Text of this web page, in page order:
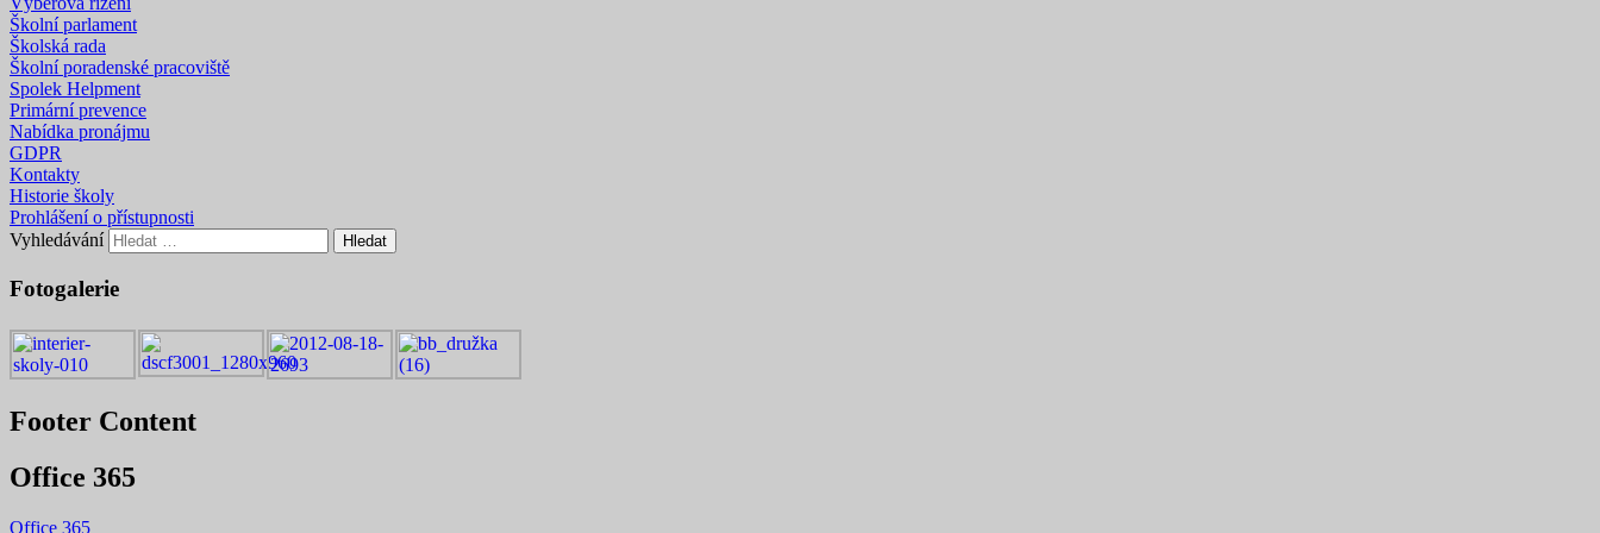
Školní parlament
Školská rada
Školní poradenské pracoviště
Spolek Helpment
Primární prevence
Nabídka pronájmu
GDPR
Kontakty
Historie školy
Prohlášení o přístupnosti
Vyhledávání
Fotogalerie
Footer Content
Office 365
Office 365